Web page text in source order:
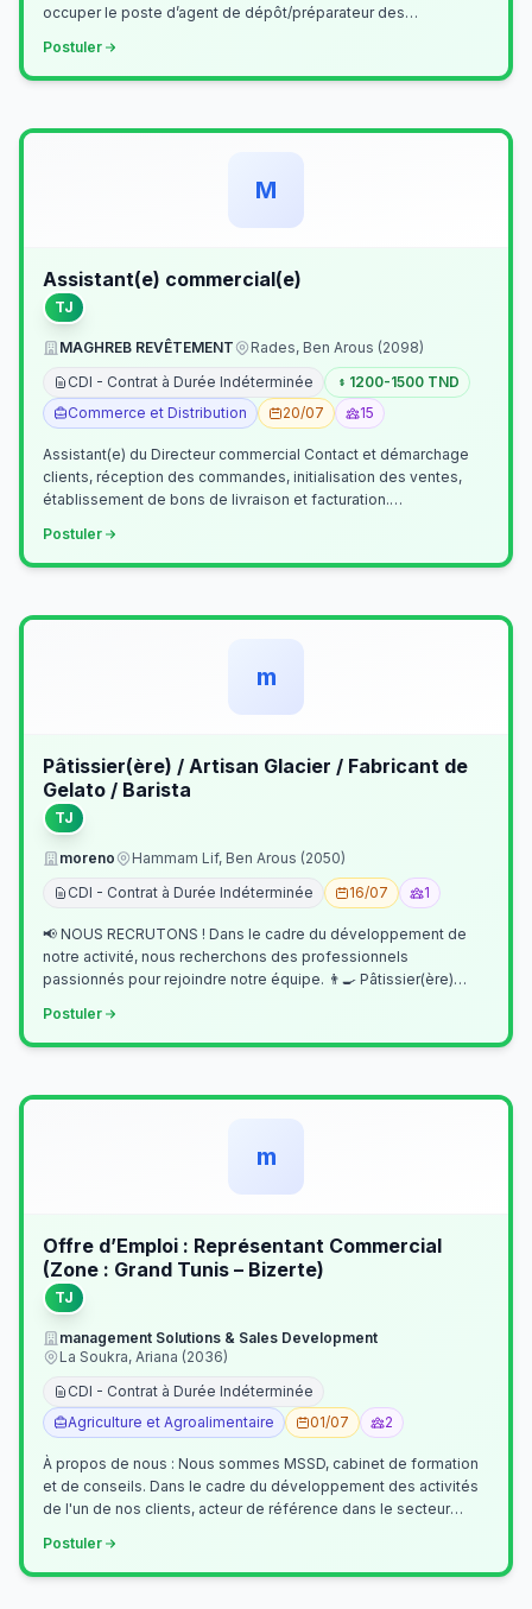
occuper le poste d’agent de dépôt/préparateur des
Postuler
M
Assistant(e) commercial(e)
TJ
MAGHREB REVÊTEMENT
Rades, Ben Arous (2098)
CDI - Contrat à Durée Indéterminée
1200-1500 TND
Commerce et Distribution
20/07 15
Assistant(e) du Directeur commercial Contact et démarchage
clients, réception des commandes, initialisation des ventes,
établissement de bons de livraison et facturation.
Postuler
m
Pâtissier(ère) / Artisan Glacier / Fabricant de
Gelato / Barista
TJ
moreno
Hammam Lif, Ben Arous (2050)
CDI - Contrat à Durée Indéterminée
16/07 1
📢 NOUS RECRUTONS ! Dans le cadre du développement de
notre activité, nous recherchons des professionnels
passionnés pour rejoindre notre équipe. 👨‍🍳 Pâtissier(ère)
Postuler
m
Offre d’Emploi : Représentant Commercial
(Zone : Grand Tunis – Bizerte)
TJ
management Solutions & Sales Development
La Soukra, Ariana (2036)
CDI - Contrat à Durée Indéterminée
Agriculture et Agroalimentaire
01/07 2
À propos de nous : Nous sommes MSSD, cabinet de formation
et de conseils. Dans le cadre du développement des activités
de l'un de nos clients, acteur de référence dans le secteur
Postuler